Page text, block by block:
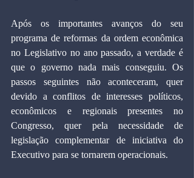
Após os importantes avanços do seu
programa de reformas da ordem econômica
no Legislativo no ano passado, a verdade é
que o governo nada mais conseguiu. Os
passos seguintes não aconteceram, quer
devido a conflitos de interesses políticos,
econômicos e regionais presentes no
Congresso, quer pela necessidade de
legislação complementar de iniciativa do
Executivo para se tornarem operacionais.